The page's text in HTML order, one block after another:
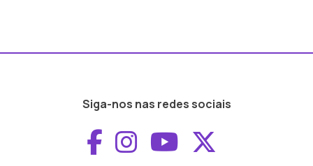
Siga-nos nas redes sociais
Aceder ao
Aceder ao
Aceder ao